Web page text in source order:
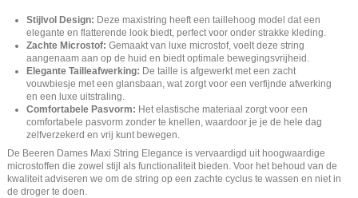
Stijlvol Design: Deze maxistring heeft een taillehoog model dat een
elegante en flatterende look biedt, perfect voor onder strakke kleding.
Zachte Microstof: Gemaakt van luxe microstof, voelt deze string
aangenaam aan op de huid en biedt optimale bewegingsvrijheid.
Elegante Tailleafwerking: De taille is afgewerkt met een zacht
vouwbiesje met een glansbaan, wat zorgt voor een verfijnde afwerking
en een luxe uitstraling.
Comfortabele Pasvorm: Het elastische materiaal zorgt voor een
comfortabele pasvorm zonder te knellen, waardoor je je de hele dag
zelfverzekerd en vrij kunt bewegen.
De Beeren Dames Maxi String Elegance is vervaardigd uit hoogwaardige
microstoffen die zowel stijl als functionaliteit bieden. Voor het behoud van de
kwaliteit adviseren we om de string op een zachte cyclus te wassen en niet in
de droger te doen.